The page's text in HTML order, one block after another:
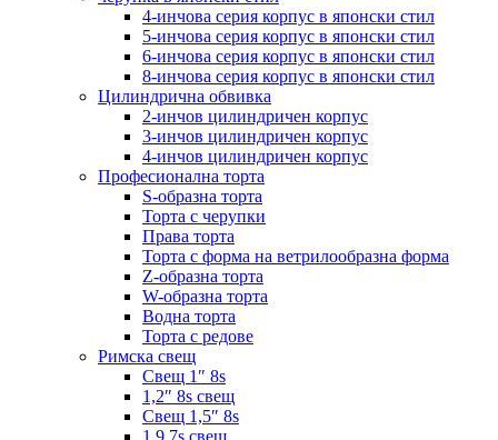
4-инчова серия корпус в японски стил
5-инчова серия корпус в японски стил
6-инчова серия корпус в японски стил
8-инчова серия корпус в японски стил
Цилиндрична обвивка
2-инчов цилиндричен корпус
3-инчов цилиндричен корпус
4-инчов цилиндричен корпус
Професионална торта
S-образна торта
Торта с черупки
Права торта
Торта с форма на ветрилообразна форма
Z-образна торта
W-образна торта
Водна торта
Торта с редове
Римска свещ
Свещ 1″ 8s
1,2″ 8s свещ
Свещ 1,5″ 8s
1.9 7s свещ